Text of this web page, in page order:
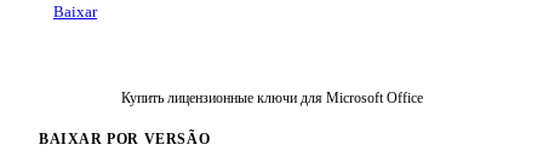
Baixar
Купить лицензионные ключи для Microsoft Office
BAIXAR POR VERSÃO